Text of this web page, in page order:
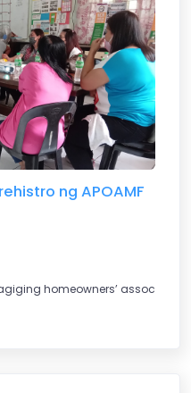
ng APOAMF
homeowners’ association